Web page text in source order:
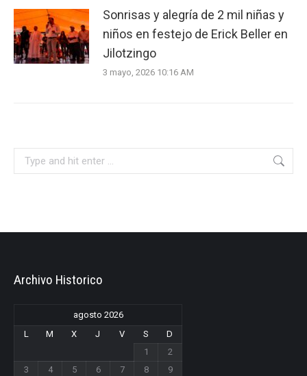
Sonrisas y alegría de 2 mil niñas y
niños en festejo de Erick Beller en
Jilotzingo
3 mayo, 2026 10:16 AM
Archivo Historico
agosto 2026
L
M X J V S
D
1
2
3
4 5 6 7 8
9